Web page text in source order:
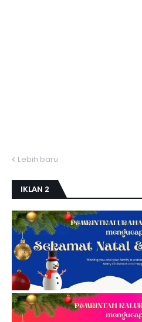
Lebih baru
IKLAN 2